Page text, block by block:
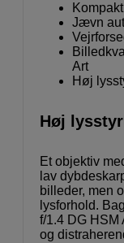
Jævn
Art
Høj
Høj
Et objektiv
lav
billeder, men
lysforhold.
f/1.4 DG HSM
og